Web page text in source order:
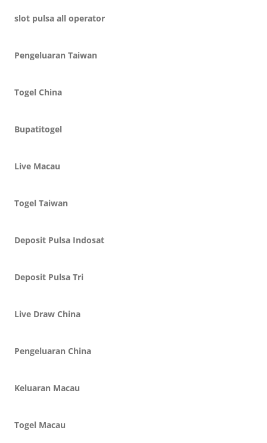
slot pulsa all operator
Pengeluaran Taiwan
Togel China
Bupatitogel
Live Macau
Togel Taiwan
Deposit Pulsa Indosat
Deposit Pulsa Tri
Live Draw China
Pengeluaran China
Keluaran Macau
Togel Macau